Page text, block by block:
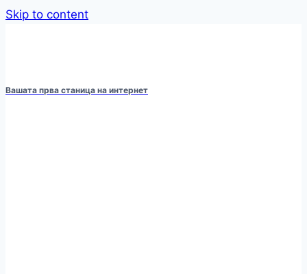
Skip to content
Вашата прва станица на интернет